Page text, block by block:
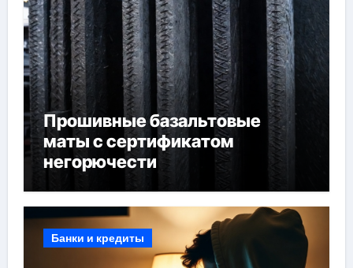
Прошивные базальтовые
маты с сертификатом
негорючести
Банки и кредиты